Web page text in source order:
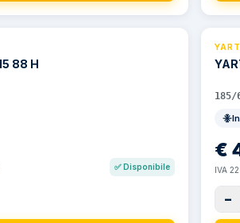
88 H
✅Disponibile
185/
€
IVA
−